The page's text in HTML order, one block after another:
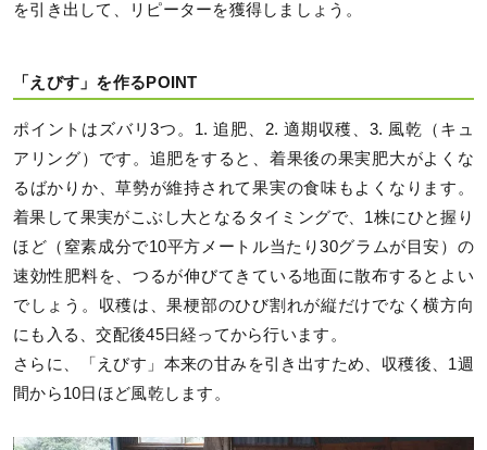
を引き出して、リピーターを獲得しましょう。
「えびす」を作るPOINT
ポイントはズバリ3つ。1. 追肥、2. 適期収穫、3. 風乾（キュ
アリング）です。追肥をすると、着果後の果実肥大がよくな
るばかりか、草勢が維持されて果実の食味もよくなります。
着果して果実がこぶし大となるタイミングで、1株にひと握り
ほど（窒素成分で10平方メートル当たり30グラムが目安）の
速効性肥料を、つるが伸びてきている地面に散布するとよい
でしょう。収穫は、果梗部のひび割れが縦だけでなく横方向
にも入る、交配後45日経ってから行います。
さらに、「えびす」本来の甘みを引き出すため、収穫後、1週
間から10日ほど風乾します。